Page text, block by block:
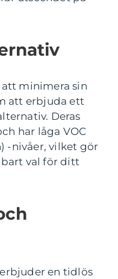
att minimera sin
att erbjuda ett
Deras
har låga VOC
-nivåer, vilket gör
val för ditt
en tidlös